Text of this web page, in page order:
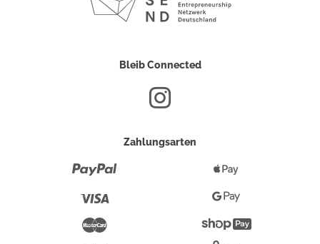
Bleib Connected
Zahlungsarten
Pay
Google
Pay